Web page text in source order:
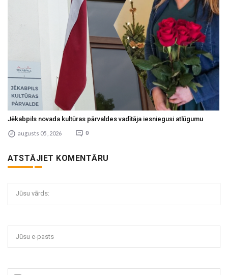
Jēkabpils novada kultūras pārvaldes vadītāja iesniegusi atlūgumu
augusts 05 , 2026 0
ATSTĀJIET KOMENTĀRU
Jūsu vārds:
Jūsu e-pasts